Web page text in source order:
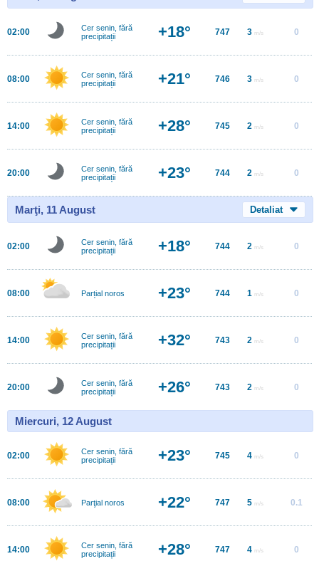
02:00
Cer senin, fără
precipitații
+18° 747 3 m/s 0
08:00
Cer senin, fără
precipitații
+21° 746 3 m/s 0
14:00
Cer senin, fără
precipitații
+28° 745 2 m/s 0
20:00
Cer senin, fără
precipitații
+23° 744 2 m/s 0
Marţi, 11 August Detaliat
02:00
Cer senin, fără
precipitații
+18° 744 2 m/s 0
08:00 Parțial noros +23° 744 1 m/s 0
14:00
Cer senin, fără
precipitații
+32° 743 2 m/s 0
20:00
Cer senin, fără
precipitații
+26° 743 2 m/s 0
Miercuri, 12 August
02:00
Cer senin, fără
precipitații
+23° 745 4 m/s 0
08:00 Parţial noros +22° 747 5 m/s 0.1
14:00
Cer senin, fără
precipitații
+28° 747 4 m/s 0